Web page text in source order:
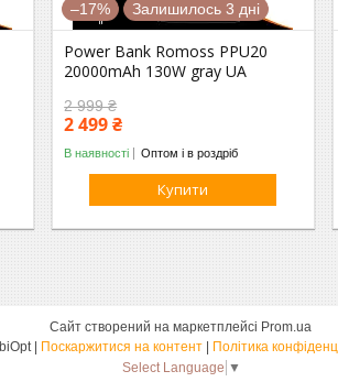
–17% Залишилось 3 дні
Power Bank Romoss PPU20
20000mAh 130W gray UA
2 999 ₴
2 499 ₴
В наявності Оптом і в роздріб
Купити
Сайт створений на маркетплейсі Prom.ua
Поскаржитися на контент
Політика
Select Language ▼